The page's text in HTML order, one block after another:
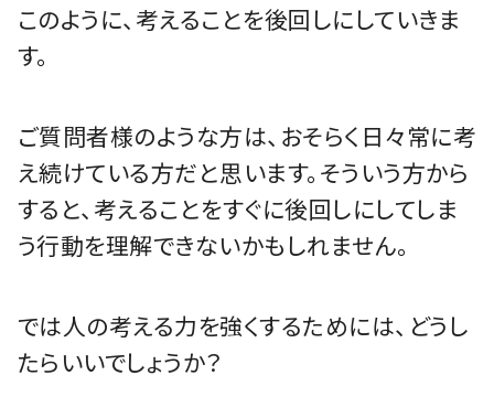
このように、考えることを後回しにしていきま
す。
ご質問者様のような方は、おそらく日々常に考
え続けている方だと思います。そういう方から
すると、考えることをすぐに後回しにしてしま
う行動を理解できないかもしれません。
では人の考える力を強くするためには、どうし
たらいいでしょうか？